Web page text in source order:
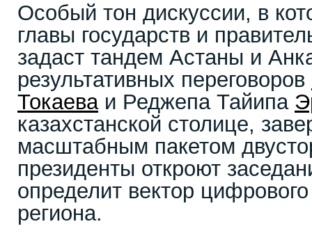
Особый тон дискуссии, в
главы государств и
задаст тандем Астаны и
результативных переговоров
Токаеваи Реджепа Тайипа
казахстанской столице,
масштабным пакетом
президенты откроют
определит вектор
региона.